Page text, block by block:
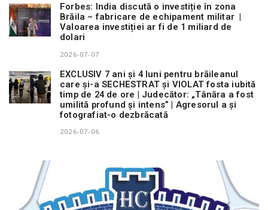
Forbes: India discută o investiție în zona
Brăila – fabricare de echipament militar |
Valoarea investiției ar fi de 1 miliard de
dolari
2026-07-07
EXCLUSIV 7 ani și 4 luni pentru brăileanul
care și-a SECHESTRAT și VIOLAT fosta iubită
timp de 24 de ore | Judecător: „Tânăra a fost
umilită profund și intens” | Agresorul a și
fotografiat-o dezbrăcată
2026-07-06